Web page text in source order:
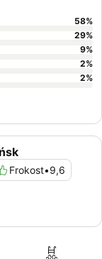
Frokost•9,6
58%
29%
9%
2%
2%